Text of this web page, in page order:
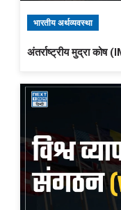
भारतीय अर्थव्यवस्था
अंतर्राष्ट्रीय मुद्रा कोष